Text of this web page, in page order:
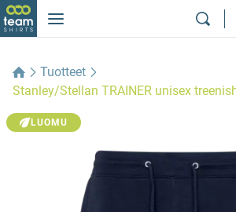
Tuotteet
Stanley/Stellan TRAINER unisex
LUOMU